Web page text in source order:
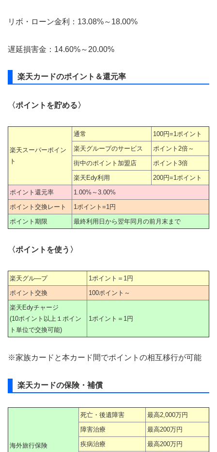
リボ・ローン金利：13.08%～18.00%
遅延損害金：14.60%～20.00%
楽天カードのポイント＆還元率
〈ポイントを貯める〉
楽天スーパーポイン
ト
通常
100円=1ポイント
楽天グループのサービス
ポイント2倍～
街中のポイント加盟店
ポイント3倍
楽天Edy利用
200円=1ポイント
ポイント還元率
1.00%～3.00%
ポイント交換レート
1ポイント=1円
ポイント期限
最終利用日から翌年同月の前月末まで
〈ポイントを使う〉
楽天グル―プ
1ポイント＝1円
ポイント交換
100ポイント～
楽天Edyチャージ
(10ポイント以上１ポイン
ト単位で交換可能)
1ポイント＝1円
※家族カードと本カード間でポイントの相互移行が可能
楽天カードの保険・補償
海外旅行保険
死亡・後遺障害
最高2,000万円
障害治療
最高200万円
疾病治療
最高200万円